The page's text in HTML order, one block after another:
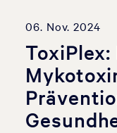
06. Nov. 2024